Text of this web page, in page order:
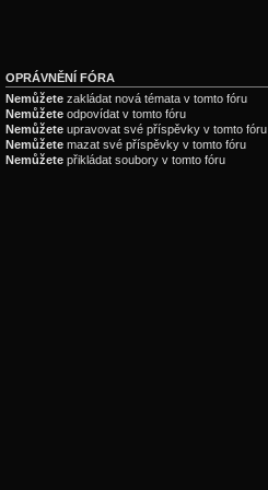
OPRÁVNĚNÍ FÓRA
Nemůžete zakládat nová témata v tomto fóru
Nemůžete odpovídat v tomto fóru
Nemůžete upravovat své příspěvky v tomto fóru
Nemůžete mazat své příspěvky v tomto fóru
Nemůžete přikládat soubory v tomto fóru